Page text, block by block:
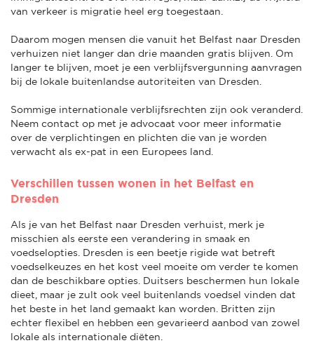
van verkeer is migratie heel erg toegestaan.
Daarom mogen mensen die vanuit het Belfast naar Dresden
verhuizen niet langer dan drie maanden gratis blijven. Om
langer te blijven, moet je een verblijfsvergunning aanvragen
bij de lokale buitenlandse autoriteiten van Dresden.
Sommige internationale verblijfsrechten zijn ook veranderd.
Neem contact op met je advocaat voor meer informatie
over de verplichtingen en plichten die van je worden
verwacht als ex-pat in een Europees land.
Verschillen tussen wonen in het Belfast en
Dresden
Als je van het Belfast naar Dresden verhuist, merk je
misschien als eerste een verandering in smaak en
voedselopties. Dresden is een beetje rigide wat betreft
voedselkeuzes en het kost veel moeite om verder te komen
dan de beschikbare opties. Duitsers beschermen hun lokale
dieet, maar je zult ook veel buitenlands voedsel vinden dat
het beste in het land gemaakt kan worden. Britten zijn
echter flexibel en hebben een gevarieerd aanbod van zowel
lokale als internationale diëten.